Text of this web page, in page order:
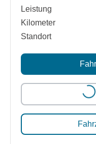
Leistung
Kilometer
Standort
Loading...